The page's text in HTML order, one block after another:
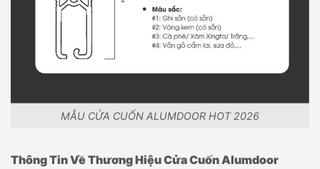
MẪU CỬA CUỐN ALUMDOOR HOT 2026
Thông Tin Về Thương Hiệu Cửa Cuốn Alumdoor